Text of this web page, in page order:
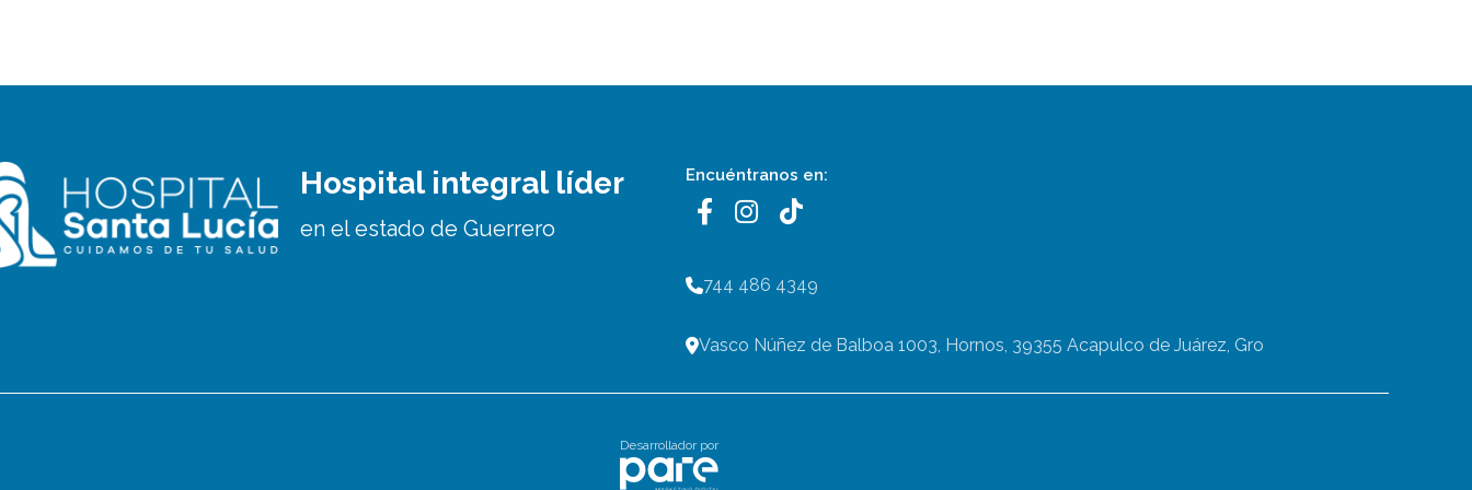
Hospital integral líder
en el estado de Guerrero
Encuéntranos en:
744 486 4349
Vasco Núñez de Balboa 1003, Hornos, 39355 Acapulco de Juárez, Gro
Desarrollador por